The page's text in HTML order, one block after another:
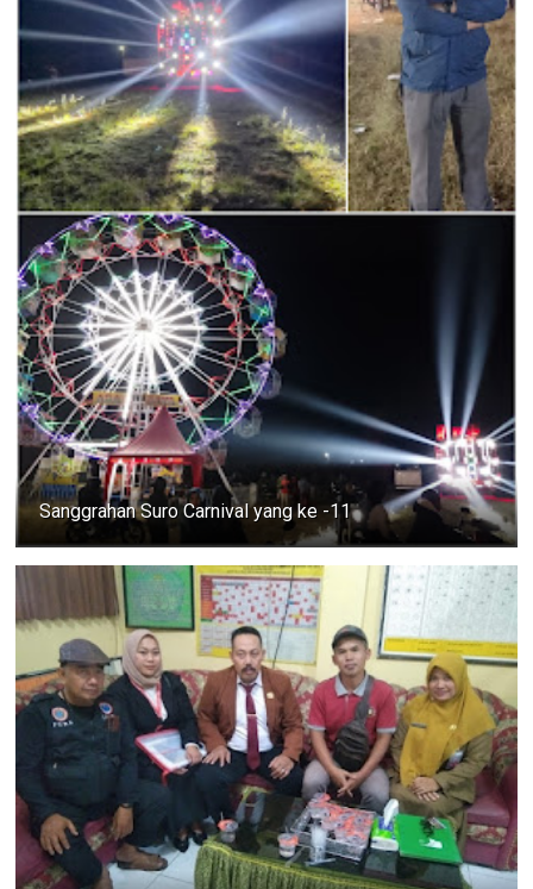
Sanggrahan Suro Carnival yang ke -11